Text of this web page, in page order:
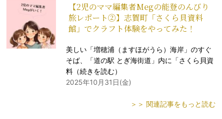
【2児のママ編集者Megの能登のんびり
旅レポート②】志賀町「さくら貝資料
館」でクラフト体験をやってみた！
美しい「増穂浦（ますほがうら）海岸」のすぐ
そば、「道の駅 とぎ海街道」内に「さくら貝資
料（続きを読む）
2025年10月31日(金)
＞＞ 関連記事をもっと読む